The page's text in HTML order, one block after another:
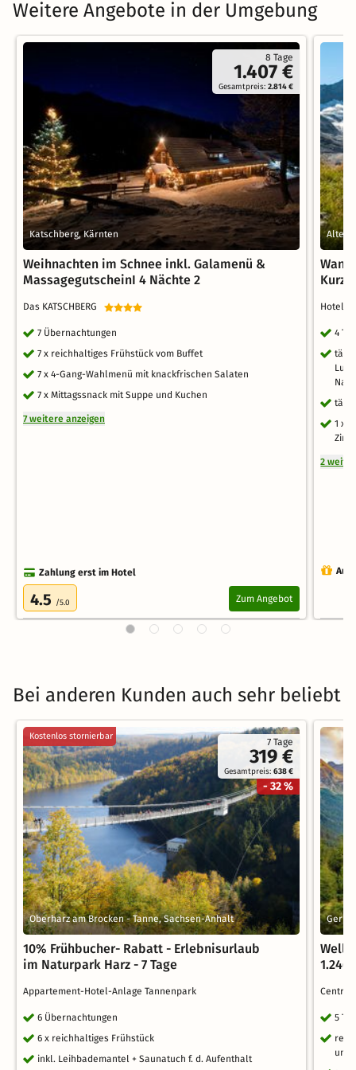
Weitere Angebote in der Umgebung
8 Tage
1.407 €
Gesamtpreis:2.814 €
Katschberg, Kärnten
Weihnachten im Schnee inkl. Galamenü &
MassagegutscheinI 4 Nächte 2
Das KATSCHBERG
7 Übernachtungen
7 x reichhaltiges Frühstück vom Buffet
7 x 4-Gang-Wahlmenü mit knackfrischen Salaten
7 x Mittagssnack mit Suppe und Kuchen
7 weitere anzeigen
Zahlung erst im Hotel
4.5 /5.0 Zum Angebot
Hotel
4
1 x
2
Bei anderen Kunden auch sehr beliebt
7 Tage
319 €
Gesamtpreis:638 €
- 32 %
Kostenlos stornierbar
Oberharz am Brocken - Tanne, Sachsen-Anhalt
10% Frühbucher- Rabatt - Erlebnisurlaub
im Naturpark Harz - 7 Tage
Appartement-Hotel-Anlage Tannenpark
6 Übernachtungen
6 x reichhaltiges Frühstück
inkl. Leihbademantel + Saunatuch f. d. Aufenthalt
1.246
5
und